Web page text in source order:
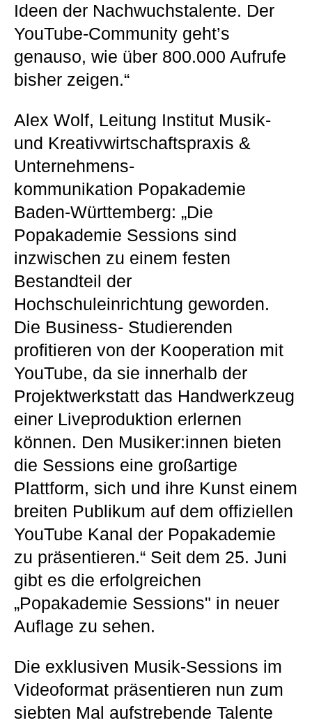
Ideen der Nachwuchstalente. Der
YouTube-Community geht’s
genauso, wie über 800.000 Aufrufe
bisher zeigen.“
Alex Wolf, Leitung Institut Musik-
und Kreativwirtschaftspraxis &
Unternehmens-
kommunikation Popakademie
Baden-Württemberg: „Die
Popakademie Sessions sind
inzwischen zu einem festen
Bestandteil der
Hochschuleinrichtung geworden.
Die Business- Studierenden
profitieren von der Kooperation mit
YouTube, da sie innerhalb der
Projektwerkstatt das Handwerkzeug
einer Liveproduktion erlernen
können. Den Musiker:innen bieten
die Sessions eine großartige
Plattform, sich und ihre Kunst einem
breiten Publikum auf dem offiziellen
YouTube Kanal der Popakademie
zu präsentieren.“ Seit dem 25. Juni
gibt es die erfolgreichen
„Popakademie Sessions" in neuer
Auflage zu sehen.
Die exklusiven Musik-Sessions im
Videoformat präsentieren nun zum
siebten Mal aufstrebende Talente